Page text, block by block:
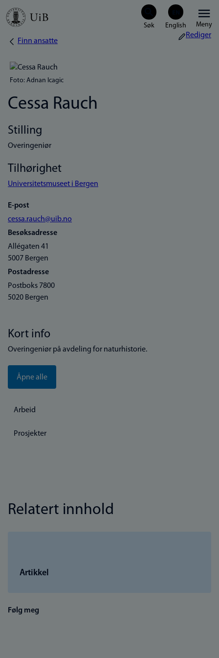
Hopp
Meny
Navigasjonssti
Finn ansatte
Rediger
Foto: Adnan Icagic
Cessa Rauch
Stilling
Overingeniør
Tilhørighet
Universitetsmuseet i Bergen
E-post
cessa.rauch@uib.no
Besøksadresse
Allégaten 41
5007 Bergen
Postadresse
Postboks 7800
5020 Bergen
Kort info
Overingeniør på avdeling for naturhistorie.
Åpne alle
Arbeid
Prosjekter
Relatert innhold
Artikkel
Følg meg